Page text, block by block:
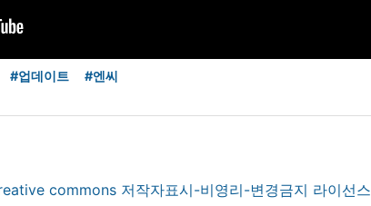
#업데이트 #엔씨
commons 저작자표시-비영리-변경금지 라이선스